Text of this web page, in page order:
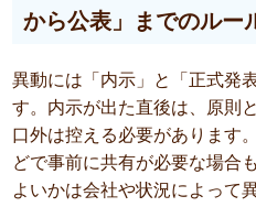
から公表」までのルー
異動には「内示」と「正式発
す。内示が出た直後は、原則
口外は控える必要があります
どで事前に共有が必要な場合
よいかは会社や状況によって